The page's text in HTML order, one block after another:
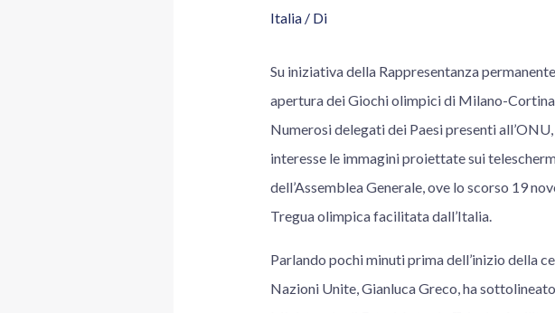
Italia/ Di
Su iniziativa della Rappresentanza
apertura dei Giochi olimpici di Milano-
Numerosi delegati dei Paesi presenti
interesse le immagini proiettate sui
dell’Assemblea Generale, ove lo scorso 19
Tregua olimpica facilitata dall’Italia.
Parlando pochi minuti prima dell’inizio della
Nazioni Unite, Gianluca Greco, ha